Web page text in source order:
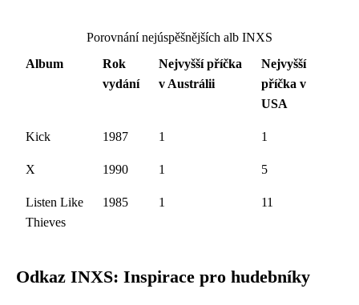
Porovnání nejúspěšnějších alb INXS
Album
Rok
vydání
Nejvyšší příčka
v Austrálii
Nejvyšší
příčka v
USA
Kick 1987 1 1
X 1990 1 5
Listen Like
Thieves
1985 1 11
Odkaz INXS: Inspirace pro hudebníky